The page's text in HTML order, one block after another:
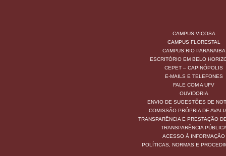
CAMPUS VIÇOSA
CAMPUS FLORESTAL
CAMPUS RIO PARANAIBA
ESCRITÓRIO EM BELO
CEPET – CAPINÓPOLIS
E-MAILS E TELEFONES
FALE COM A UFV
OUVIDORIA
ENVIO DE SUGESTÕES DE
COMISSÃO PRÓPRIA DE
TRANSPARÊNCIA E PRESTAÇÃO
TRANSPARÊNCIA
ACESSO À INFORMAÇÃO
POLÍTICAS, NORMAS E